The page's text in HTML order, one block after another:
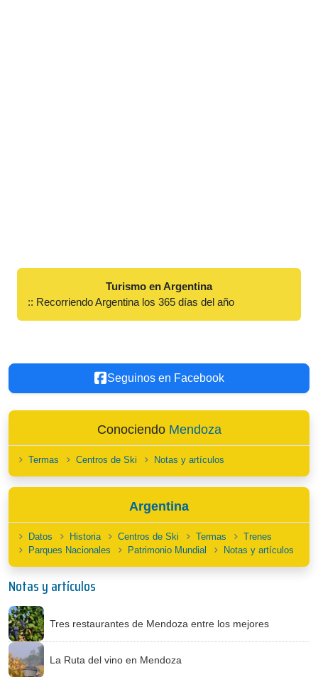
Turismo en Argentina
:: Recorriendo Argentina los 365 días del año
Seguinos en Facebook
Conociendo Mendoza
Termas Centros de Ski Notas y artículos
Argentina
Datos Historia Centros de Ski Termas
Trenes
Parques Nacionales
Patrimonio Mundial Notas y artículos
Notas y artículos
Tres restaurantes de Mendoza entre los mejores
La Ruta del vino en Mendoza